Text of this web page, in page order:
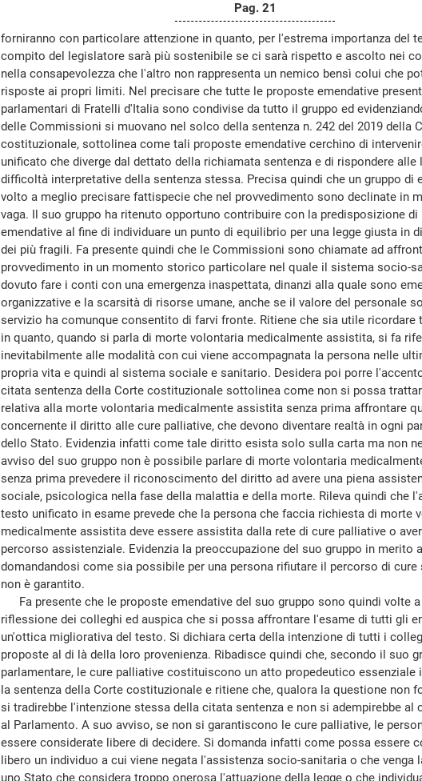
Pag. 21
forniranno con particolare attenzione in quanto, per l'estrema importanza del
compito del legislatore sarà più sostenibile se ci sarà rispetto e ascolto nei
nella consapevolezza che l'altro non rappresenta un nemico bensì colui che
risposte ai propri limiti. Nel precisare che tutte le proposte emendative
parlamentari di Fratelli d'Italia sono condivise da tutto il gruppo ed
delle Commissioni si muovano nel solco della sentenza n. 242 del 2019 della
costituzionale, sottolinea come tali proposte emendative cerchino di
unificato che diverge dal dettato della richiamata sentenza e di rispondere alle
difficoltà interpretative della sentenza stessa. Precisa quindi che un gruppo di
volto a meglio precisare fattispecie che nel provvedimento sono declinate in
vaga. Il suo gruppo ha ritenuto opportuno contribuire con la predisposizione di
emendative al fine di individuare un punto di equilibrio per una legge giusta in
dei più fragili. Fa presente quindi che le Commissioni sono chiamate ad
provvedimento in un momento storico particolare nel quale il sistema socio-
dovuto fare i conti con una emergenza inaspettata, dinanzi alla quale sono
organizzative e la scarsità di risorse umane, anche se il valore del personale
servizio ha comunque consentito di farvi fronte. Ritiene che sia utile ricordare
in quanto, quando si parla di morte volontaria medicalmente assistita, si fa
inevitabilmente alle modalità con cui viene accompagnata la persona nelle
propria vita e quindi al sistema sociale e sanitario. Desidera poi porre
citata sentenza della Corte costituzionale sottolinea come non si possa
relativa alla morte volontaria medicalmente assistita senza prima affrontare
concernente il diritto alle cure palliative, che devono diventare realtà in ogni
dello Stato. Evidenzia infatti come tale diritto esista solo sulla carta ma non
avviso del suo gruppo non è possibile parlare di morte volontaria
senza prima prevedere il riconoscimento del diritto ad avere una piena
sociale, psicologica nella fase della malattia e della morte. Rileva quindi che
testo unificato in esame prevede che la persona che faccia richiesta di morte
medicalmente assistita deve essere assistita dalla rete di cure palliative o
percorso assistenziale. Evidenzia la preoccupazione del suo gruppo in merito
domandandosi come sia possibile per una persona rifiutare il percorso di
non è garantito.
Fa presente che le proposte emendative del suo gruppo sono quindi volte
riflessione dei colleghi ed auspica che si possa affrontare l'esame di tutti gli
un'ottica migliorativa del testo. Si dichiara certa della intenzione di tutti i
proposte al di là della loro provenienza. Ribadisce quindi che, secondo il suo
parlamentare, le cure palliative costituiscono un atto propedeutico essenziale
la sentenza della Corte costituzionale e ritiene che, qualora la questione non
si tradirebbe l'intenzione stessa della citata sentenza e non si adempirebbe al
al Parlamento. A suo avviso, se non si garantiscono le cure palliative, le
essere considerate libere di decidere. Si domanda infatti come possa essere
libero un individuo a cui viene negata l'assistenza socio-sanitaria o che venga
uno Stato che considera troppo onerosa l'attuazione della legge o che